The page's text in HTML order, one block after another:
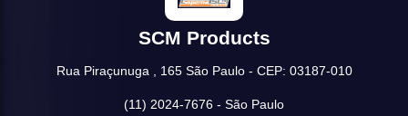
SCM Products
Rua Piraçunuga , 165 São Paulo - CEP: 03187-010
(11) 2024-7676 - São Paulo